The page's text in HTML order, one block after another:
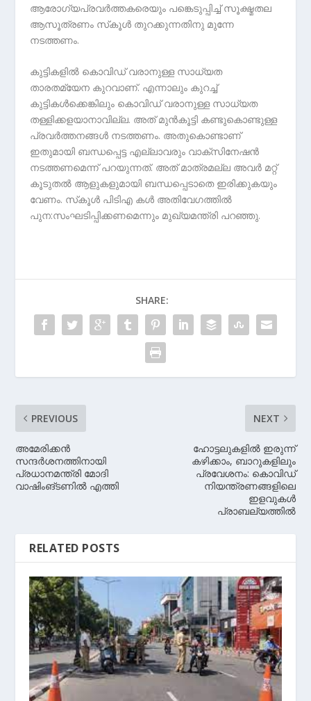
ആരോഗ്യപ്രവര്‍ത്തകരെയും പങ്കെടുപ്പിച്ച് സൂക്ഷ്മതല
ആസൂത്രണം സ്‌കൂള്‍ തുറക്കുന്നതിനു മുന്നേ
നടത്തണം.
കുട്ടികളില്‍ കൊവിഡ് വരാനുള്ള സാധ്യത
താരതമ്യേന കുറവാണ്. എന്നാലും കുറച്ച്
കുട്ടികള്‍ക്കെങ്കിലും കൊവിഡ് വരാനുള്ള സാധ്യത
തള്ളിക്കളയാനാവില്ല. അത് മുന്‍കൂട്ടി കണ്ടുകൊണ്ടുള്ള
പ്രവര്‍ത്തനങ്ങള്‍ നടത്തണം. അതുകൊണ്ടാണ്
ഇതുമായി ബന്ധപ്പെട്ട എല്ലാവരും വാക്‌സിനേഷന്‍
നടത്തണമെന്ന് പറയുന്നത്. അത് മാത്രമല്ല അവര്‍ മറ്റ്
കൂടുതല്‍ ആളുകളുമായി ബന്ധപ്പെടാതെ ഇരിക്കുകയും
വേണം. സ്‌കൂള്‍ പിടിഎ കള്‍ അതിവേഗത്തില്‍
പുന:സംഘടിപ്പിക്കണമെന്നും മുഖ്യമന്ത്രി പറഞ്ഞു.
SHARE:
PREVIOUS
അമേരിക്കന്‍
സന്ദര്‍ശനത്തിനായി
പ്രധാനമന്ത്രി മോദി
വാഷിംങ്ടണില്‍ എത്തി
NEXT
ഹോട്ടലുകളില്‍ ഇരുന്ന്
കഴിക്കാം, ബാറുകളിലും
പ്രവേശനം: കൊവിഡ്
നിയന്ത്രണങ്ങളിലെ
ഇളവുകള്‍
പ്രാബല്യത്തില്‍
RELATED POSTS